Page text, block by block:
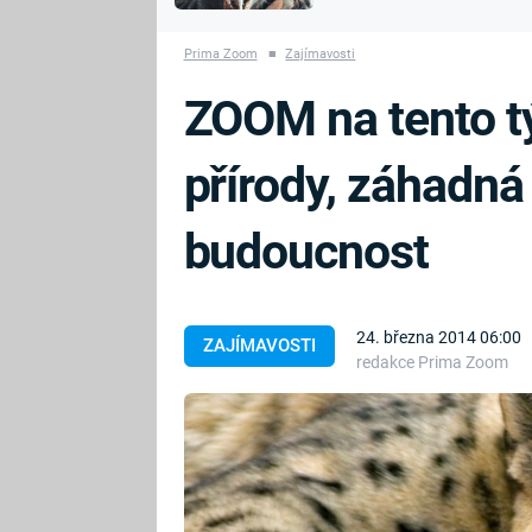
PRVNÍ SVĚTOVÁ
BRITSKÁ
RODINA
Prima Zoom ■ Zajímavosti
ZAJÍMAVOSTI
24. března 2014 06:00
redakce Prima Zoom
ZOOM na tento
přírody,
budoucnost